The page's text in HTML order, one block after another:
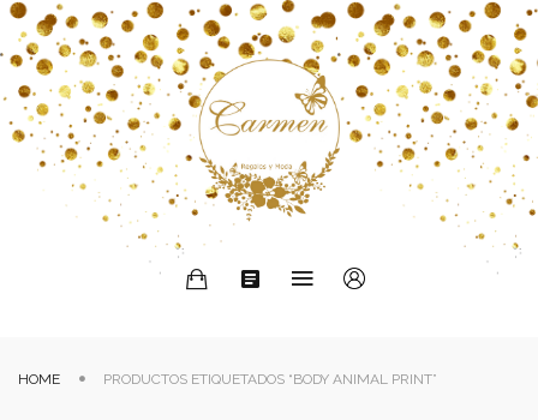
HOME PRODUCTOS ETIQUETADOS “BODY ANIMAL PRINT”